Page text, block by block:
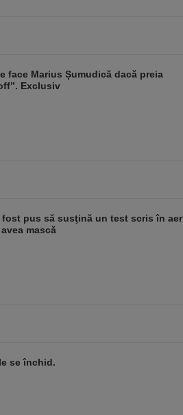
face Marius Șumudică dacă preia
Exclusiv
fost pus să susţină un test scris în aer
mască
se închid.